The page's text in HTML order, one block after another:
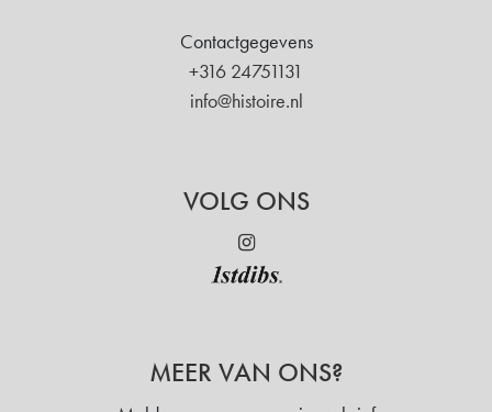
Contactgegevens
+316 24751131
info@histoire.nl
VOLG ONS
MEER VAN ONS?